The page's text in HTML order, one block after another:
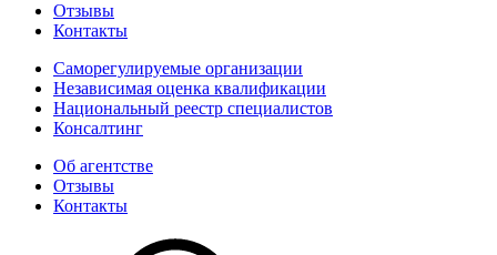
Отзывы
Контакты
Саморегулируемые организации
Независимая оценка квалификации
Национальный реестр специалистов
Консалтинг
Об агентстве
Отзывы
Контакты